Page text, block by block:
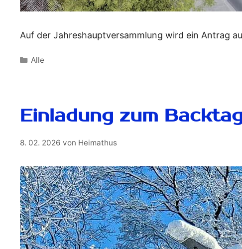
Auf der Jahreshauptversammlung wird ein Antrag
Alle
Einladung zum
8. 02. 2026 von Heimathus